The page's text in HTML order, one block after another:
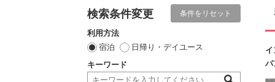
検索条件変更 条件をリセット
利用方法
宿泊
日帰り・デイユース
キーワード
パ